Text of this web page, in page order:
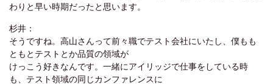
わ‌り‌と‌早‌い‌時‌期‌だっ‌た‌と‌思‌い‌ま‌す。‌ ‌
杉‌井‌：‌ ‌
そ‌う‌で‌す‌ね。‌高‌山‌さ‌んっ‌て‌前々‌職‌で‌テ‌ス‌ト‌会‌社‌に‌い‌た‌し、‌僕‌も‌も‌
と‌も‌と‌テ‌ス‌ト‌と‌か‌品‌質‌の‌領‌域‌が‌
けっ‌こ‌う‌好‌き‌な‌ん‌で‌す。‌一‌緒‌に‌ア‌イ‌リッ‌ジ‌で‌仕‌事‌を‌し‌て‌い‌る‌時‌
も、‌テ‌ス‌ト‌領‌域‌の‌同‌じ‌カ‌ン‌ファ‌レ‌ン‌ス‌に